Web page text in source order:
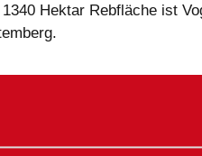
Hektar Rebfläche ist